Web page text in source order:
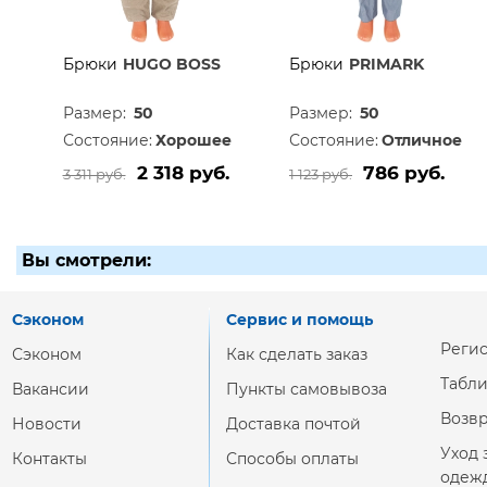
Брюки HUGO BOSS
Размер: 50
Состояние: Хорошее
3 311 руб. 2 318 руб.
Брюки PRIMARK
Размер: 50
Состояние: Отличное
1 123 руб. 786 руб.
Вы смотрели:
Сэконом
Сэконом
Вакансии
Новости
Контакты
Сервис и помощь
Как сделать заказ
Пункты самовывоза
Доставка почтой
Способы оплаты
Уход